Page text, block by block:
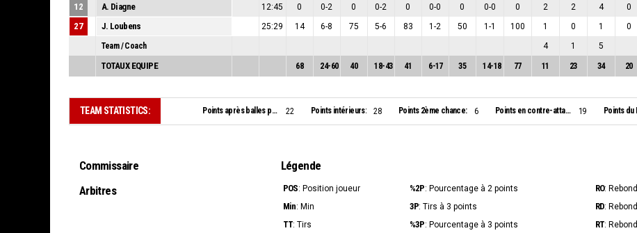
12 A. Diagne 12:45 0 0-2 0 0-2 0 0-0 0 0-0 0 2 2 4 0
27 J. Loubens 25:29 14 6-8 75 5-6 83 1-2 50 1 -1 100 1 0 1 0
Team / Coach
4 1 5
TOTAUX EQUIPE 68 24-60 40 18-43 41 6-17 35 14-18 77 11 23 34 20
TEAM STATISTICS: Points après balles perdues: 22 Points intérieurs: 28 Points 2ème chance: 6 Points en contre-attaque: 19 Points du
Commissaire
Arbitres
Légende
POS: Position joueur %2P: Pourcentage à 2 points RO:
Min: Min 3P: Tirs à 3 points RD:
TT: Tirs %3P: Pourcentage à 3 points RT: